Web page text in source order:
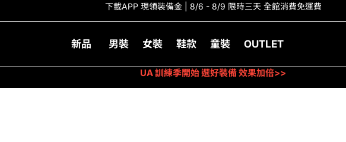
下載APP 現領裝備金 | 8/6 - 8/9 限時三天 全館消費免運費
新品 男裝 女裝 鞋款 童裝 OUTLET
UA 訓練季開始 選好裝備 效果加倍>>